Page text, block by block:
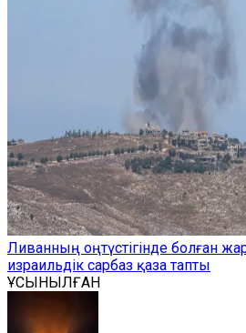
Ливанның оңтүстігінде болған
израильдік сарбаз қаза тапты
ҰСЫНЫЛҒАН